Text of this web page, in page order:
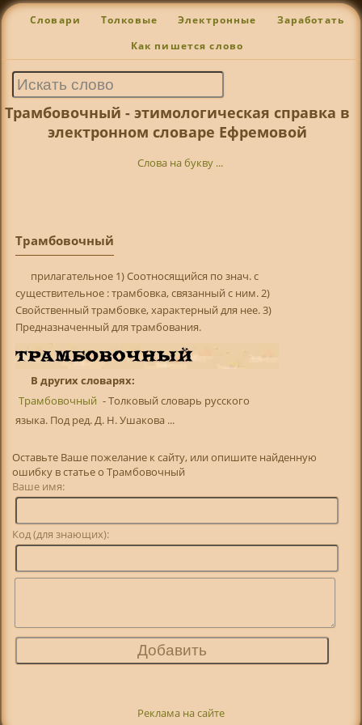
Словари Толковые Электронные Заработать
Как пишется слово
Трамбовочный - этимологическая справка в
электронном словаре Ефремовой
Слова на букву ...
Трамбовочный
прилагательное 1) Соотносящийся по знач. с
существительное : трамбовка, связанный с ним. 2)
Свойственный трамбовке, характерный для нее. 3)
Предназначенный для трамбования.
В других словарях:
Трамбовочный - Толковый словарь русского
языка. Под ред. Д. Н. Ушакова ...
Оставьте Ваше пожелание к сайту, или опишите найденную
ошибку в статье о Трамбовочный
Ваше имя:
Код (для знающих):
Реклама на сайте